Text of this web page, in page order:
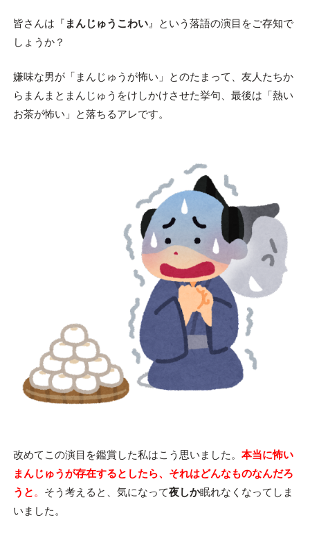
皆さんは『 まんじゅうこわい』という落語の演目をご存知で
しょうか？
嫌味な男が「まんじゅうが怖い」とのたまって、友人たちか
らまんまとまんじゅうをけしかけさせた挙句、最後は「熱い
お茶が怖い」と落ちるアレです。
改めてこの演目を鑑賞した私はこう思いました。 本当に怖い
まんじゅうが存在するとしたら、それはどんなものなんだろ
う と 。 そう考えると、気になって夜しか眠れなくなってしま
いました。